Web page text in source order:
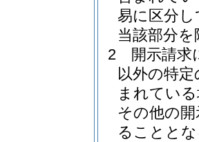
易に区分
当該部分
2
開示請求
以外の特
まれてい
その他の
ることと